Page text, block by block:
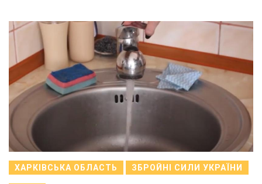
ХАРКІВСЬКА ОБЛАСТЬ ЗБРОЙНІ СИЛИ УКРАЇНИ